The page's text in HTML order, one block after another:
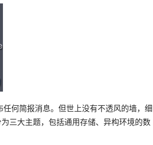
何简报消息。但世上没有不透风的墙，细
三大主题，包括通用存储、异构环境的数